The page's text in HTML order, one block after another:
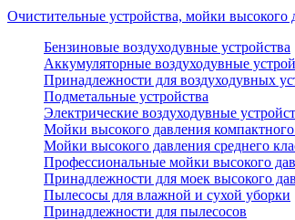
Очистительные устройства, мойки высокого
Бензиновые воздуходувные устройства
Аккумуляторные воздуходувные
Принадлежности для воздуходувных
Подметальные устройства
Электрические воздуходувные
Мойки высокого давления компактного
Мойки высокого давления среднего
Профессиональные мойки высокого
Принадлежности для моек высокого
Пылесосы для влажной и сухой уборки
Принадлежности для пылесосов